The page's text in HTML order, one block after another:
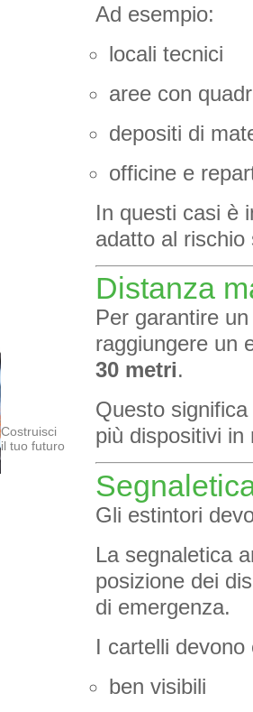
Costruisci
il tuo futuro
Ad esempio:
locali tecnici
aree con
depositi di
officine e
In questi casi è
adatto al rischio
Distanza
Per garantire
raggiungere un
30 metri.
Questo
più dispositivi
Gli estintori
La segnaletica
posizione dei
di emergenza.
I cartelli devono
ben visibili